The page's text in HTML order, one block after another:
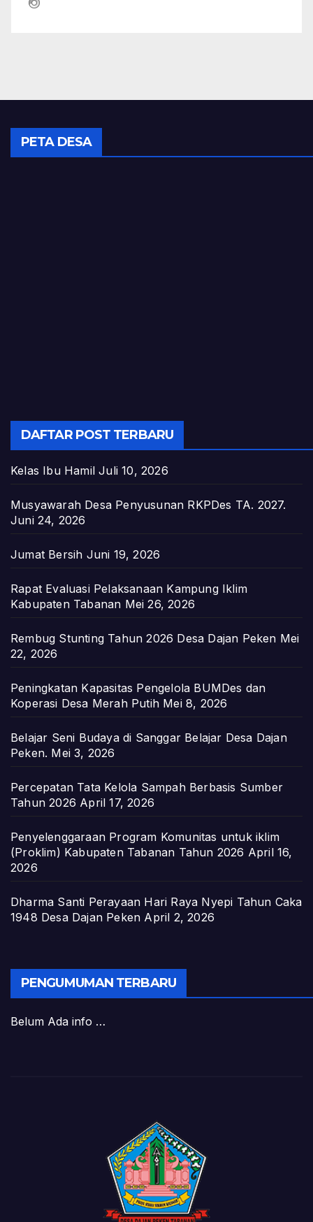
PETA DESA
DAFTAR POST TERBARU
Kelas Ibu Hamil Juli 10, 2026
Musyawarah Desa Penyusunan RKPDes TA. 2027.
Juni 24, 2026
Jumat Bersih Juni 19, 2026
Rapat Evaluasi Pelaksanaan Kampung Iklim
Kabupaten Tabanan Mei 26, 2026
Rembug Stunting Tahun 2026 Desa Dajan Peken Mei
22, 2026
Peningkatan Kapasitas Pengelola BUMDes dan
Koperasi Desa Merah Putih Mei 8, 2026
Belajar Seni Budaya di Sanggar Belajar Desa Dajan
Peken. Mei 3, 2026
Percepatan Tata Kelola Sampah Berbasis Sumber
Tahun 2026 April 17, 2026
Penyelenggaraan Program Komunitas untuk iklim
(Proklim) Kabupaten Tabanan Tahun 2026 April 16,
2026
Dharma Santi Perayaan Hari Raya Nyepi Tahun Caka
1948 Desa Dajan Peken April 2, 2026
PENGUMUMAN TERBARU
Belum Ada info …